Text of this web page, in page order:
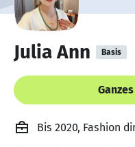
Julia Ann Basis
Bis 2020, Fashion